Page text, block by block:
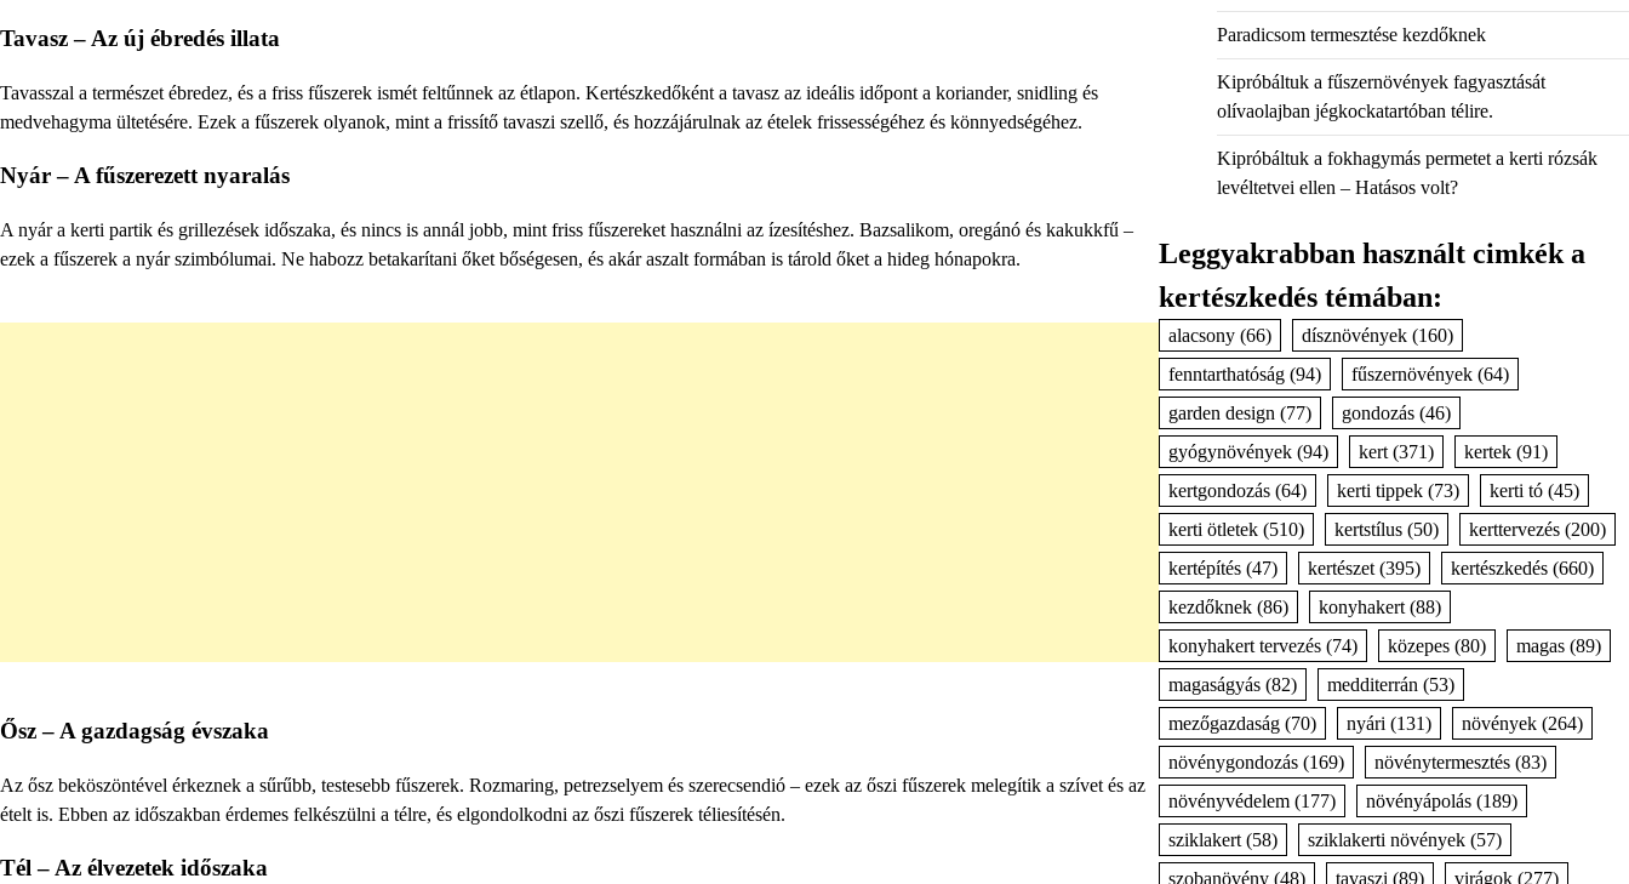
Tavasz – Az új ébredés illata
Tavasszal a természet ébredez, és a friss fűszerek ismét feltűnnek az étlapon. Kertészkedőként a tavasz az ideális időpont a koriander, snidling és
medvehagyma ültetésére. Ezek a fűszerek olyanok, mint a frissítő tavaszi szellő, és hozzájárulnak az ételek frissességéhez és könnyedségéhez.
Nyár – A fűszerezett nyaralás
A nyár a kerti partik és grillezések időszaka, és nincs is annál jobb, mint friss fűszereket használni az ízesítéshez. Bazsalikom, oregánó és kakukkfű –
ezek a fűszerek a nyár szimbólumai. Ne habozz betakarítani őket bőségesen, és akár aszalt formában is tárold őket a hideg hónapokra.
Ősz – A gazdagság évszaka
Az ősz beköszöntével érkeznek a sűrűbb, testesebb fűszerek. Rozmaring, petrezselyem és szerecsendió – ezek az őszi fűszerek melegítik a szívet és az
ételt is. Ebben az időszakban érdemes felkészülni a télre, és elgondolkodni az őszi fűszerek téliesítésén.
Tél – Az élvezetek időszaka
Paradicsom termesztése kezdőknek
Kipróbáltuk a fűszernövények fagyasztását
olívaolajban jégkockatartóban télire.
Kipróbáltuk a fokhagymás permetet a kerti rózsák
levéltetvei ellen – Hatásos volt?
Leggyakrabban használt cimkék a
kertészkedés témában:
alacsony(66) dísznövények(160)
fenntarthatóság(94) fűszernövények(64)
garden design (77) gondozás(46)
gyógynövények(94) kert(371) kertek(91)
kertgondozás(64) kerti tippek(73) kerti tó(45)
kerti ötletek(510) kertstílus(50) kerttervezés(200)
kertépítés(47) kertészet(395) kertészkedés(660)
kezdőknek(86) konyhakert(88)
konyhakert tervezés(74) közepes(80) magas(89)
magaságyás(82) medditerrán (53)
mezőgazdaság(70) nyári (131) növények(264)
növénygondozás(169) növénytermesztés(83)
növényvédelem(177) növényápolás(189)
sziklakert(58) sziklakerti növények(57)
szobanövény(48) tavaszi (89) virágok(277)